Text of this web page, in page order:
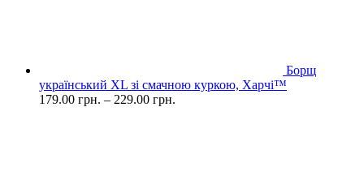
Борщ
український XL зі смачною куркою, Харчі™
179.00 грн. – 229.00 грн.